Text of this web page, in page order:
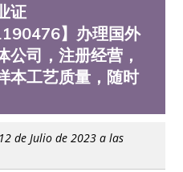
证
】办理国外
公司，注册经营，
本工艺质量，随时
de Julio de 2023 a las